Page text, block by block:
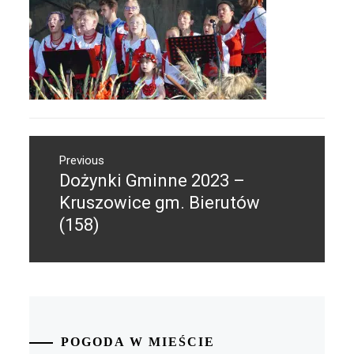
wpisuPrevious
Previous
post:
Dożynki Gminne 2023 –
Kruszowice gm. Bierutów
(158)
POGODA W MIEŚCIE